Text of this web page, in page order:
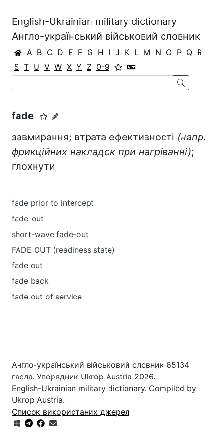
English-Ukrainian military dictionary
Англо-український військовий словник
A B C D E F G H I J K L M N O P Q R
S T U V W X Y Z 0-9
fade
завмирання; втрата ефективності (напр.
фрикційних накладок при нагріванні);
глохнути
fade prior to intercept
fade-out
short-wave fade-out
FADE OUT (readiness state)
fade out
fade back
fade out of service
Англо-український військовий словник 65134
гасла. Упорядник Ukrop Austria 2026.
English-Ukrainian military dictionary. Compiled by
Ukrop Austria.
Список використаних джерел